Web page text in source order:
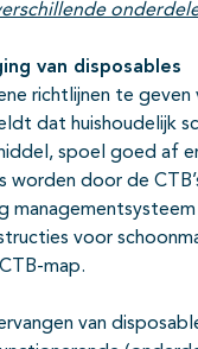
van disposables
richtlijnen te
dat huishoudelijk
spoel goed af
worden door de
voor
map.
van